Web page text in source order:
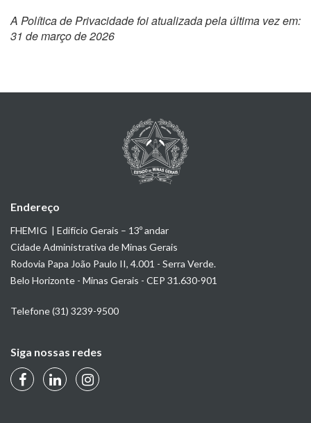
A Política de Privacidade foi atualizada pela última vez em:
31 de março de 2026
Endereço
FHEMIG | Edifício Gerais – 13º andar
Cidade Administrativa de Minas Gerais
Rodovia Papa João Paulo II, 4.001 - Serra Verde.
Belo Horizonte - Minas Gerais - CEP 31.630-901
Telefone (31) 3239-9500
Siga nossas redes